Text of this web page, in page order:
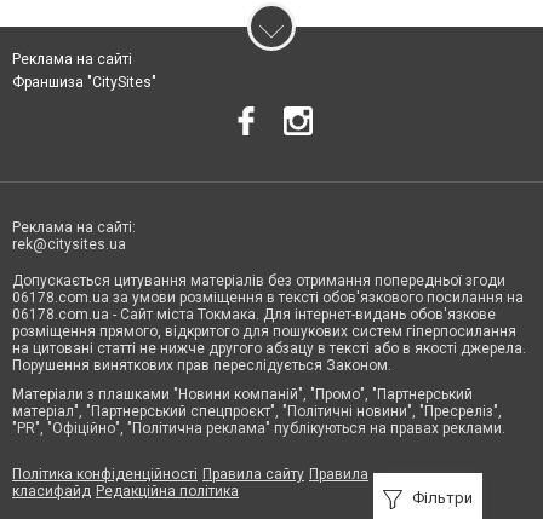
Фільтри
Реклама на сайті
Франшиза "CitySites"
Реклама на сайті:
rek@citysites.ua
Допускається цитування матеріалів без отримання попередньої згоди
06178.com.ua за умови розміщення в тексті обов'язкового посилання на
06178.com.ua - Сайт міста Токмака. Для інтернет-видань обов'язкове
розміщення прямого, відкритого для пошукових систем гіперпосилання
на цитовані статті не нижче другого абзацу в тексті або в якості джерела.
Порушення виняткових прав переслідується Законом.
Матеріали з плашками "Новини компаній", "Промо", "Партнерський
матеріал", "Партнерський спецпроєкт", "Політичні новини", "Пресреліз",
"PR", "Офіційно", "Політична реклама" публікуються на правах реклами.
Політика конфіденційності Правила сайту Правила
класифайд Редакційна політика